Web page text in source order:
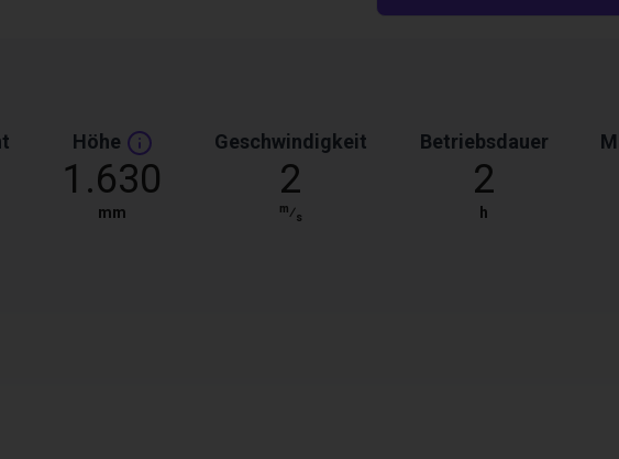
Höhe
1.630
mm
Geschwindigkeit
2
m⁄s
Betriebsdauer
2
h